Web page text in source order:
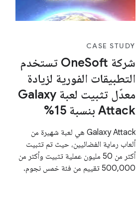
CASE STUDY
شركة OneSoft تستخدم
التطبيقات الفورية لزيادة
معدّل تثبيت لعبة Galaxy
Attack بنسبة 15%
Galaxy Attack هي لعبة شهيرة من
ألعاب رماية الفضائيين، حيث تم تثبيت
أكثر من 50 مليون عملية تثبيت وأكثر من
500,000 تقييم من فئة خمس نجوم.